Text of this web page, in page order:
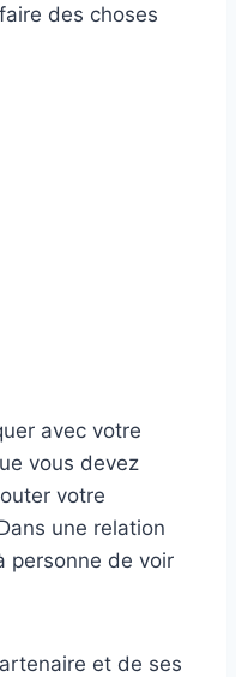
des choses
avec votre
vous devez
votre
une relation
personne de voir
et de ses